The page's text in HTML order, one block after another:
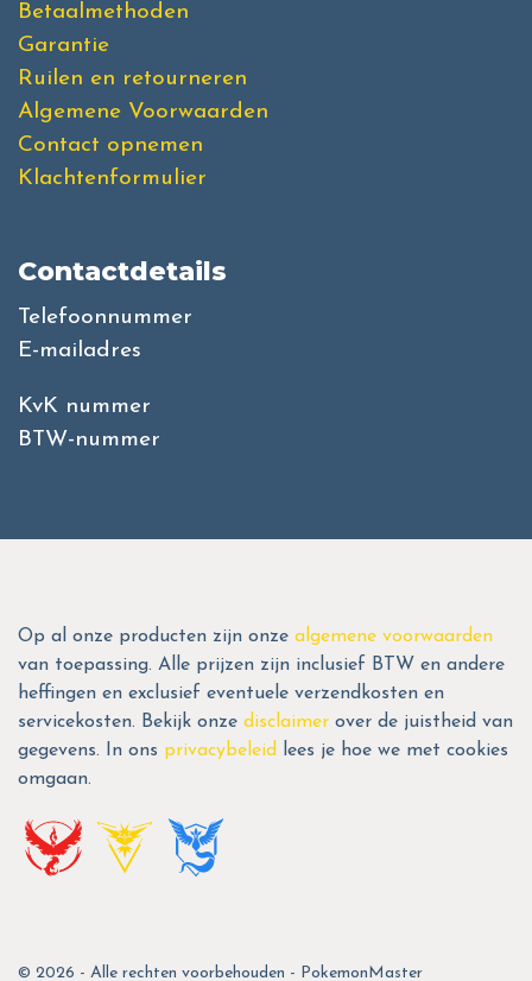
Betaalmethoden
Garantie
Ruilen en retourneren
Algemene Voorwaarden
Contact opnemen
Klachtenformulier
Contactdetails
Telefoonnummer
E-mailadres
KvK nummer
BTW-nummer
Op al onze producten zijn onze algemene voorwaarden
van toepassing. Alle prijzen zijn inclusief BTW en andere
heffingen en exclusief eventuele verzendkosten en
servicekosten. Bekijk onze disclaimer over de juistheid van
gegevens. In ons privacybeleid
lees je hoe we met cookies
omgaan.
© 2026 - Alle rechten voorbehouden - PokemonMaster